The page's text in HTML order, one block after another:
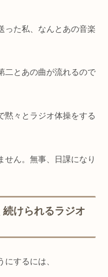
った私、なんとあの音楽
二とあの曲が流れるので
黙々とラジオ体操をする
せん。無事、日課になり
けられるラジオ
するには、